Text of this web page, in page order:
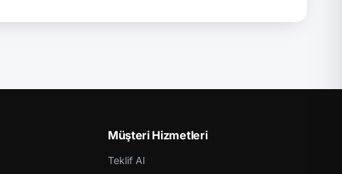
Müşteri Hizmetleri
Teklif Al